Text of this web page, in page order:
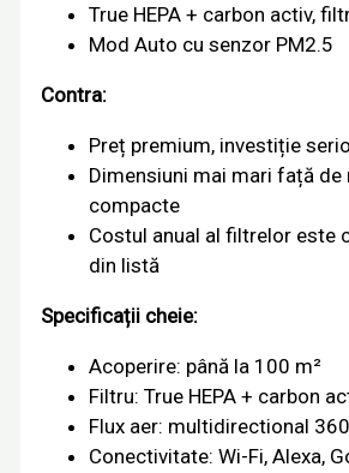
True HEPA + carbon activ,
Mod Auto cu senzor PM2.5
Contra:
Preț premium, investiție
Dimensiuni mai mari față de
compacte
Costul anual al filtrelor este
din listă
Specificații cheie:
Acoperire: până la 100 m²
Filtru: True HEPA + carbon
Flux aer: multidirectional
Conectivitate: Wi-Fi, Alexa,